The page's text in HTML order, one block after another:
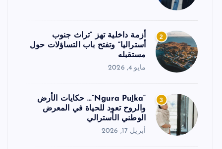
2
أزمة داخلية تهز “تراث جنوب
أستراليا” وتفتح باب التساؤلات حول
مستقبله
مايو 4, 2026
3
“Ngura Puḻka”… حكايات الأرض
والروح تعود للحياة في المعرض
الوطني الأسترالي
أبريل 17, 2026